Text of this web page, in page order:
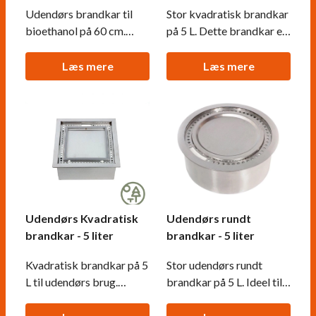
Udendørs brandkar til
bioethanol på 60 cm.
perfekt til udendørs gør-
det-selv projekter, som
i et havebord.
Læs mere
Stor kvadratisk brandkar
på 5 L. Dette brandkar er
at lave din egen biopejs.
Felksibel installation.
Læs mere
Udendørs Kvadratisk
brandkar - 5 liter
Kvadratisk brandkar på 5
L til udendørs brug.
Udendørs rundt
brandkar - 5 liter
Stor udendørs rundt
brandkar på 5 L. Ideel til